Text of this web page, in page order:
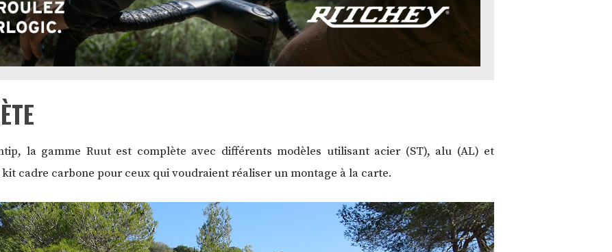
la gamme Ruut est complète avec différents modèles utilisant acier (ST), alu (AL) et
cadre carbone pour ceux qui voudraient réaliser un montage à la carte.